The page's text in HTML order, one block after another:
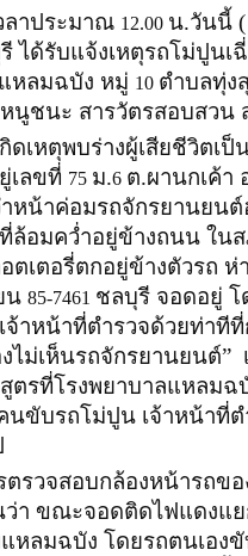
ระมาณ 12.00 น.วันนี้ (
ได้รับแจ้งเหตุรถโม่ปูน
หลมฉบัง หมู่ 10 ตำบลทุ่ง
นูชนะ สารวัตรสอบสวน
บร่างผู้เสียชีวิตเป็นห
เลขที่ 75 ม.6 ต.ผานกเค้า
หน้าค่อมรถจักรยานยนต์
ล้อมคว่ำอยู่ข้างถนน ใน
ตเตอรี่ตกอยู่ข้างตัวรถ
น 85-7461 ชลบุรี จอดอยู่ โ
จ้าหน้าที่ตำรวจด้วยท่าที
ไม่เห็นรถจักรยานยนต์
ตรที่โรงพยาบาลแหลม
นขับรถโม่ปูน เจ้าหน้าที่
ตรวจสอบกล้องหน้ารถข
า ขณะจอดติดไฟแดงแย
หลมฉบัง โดยรถตนเอง